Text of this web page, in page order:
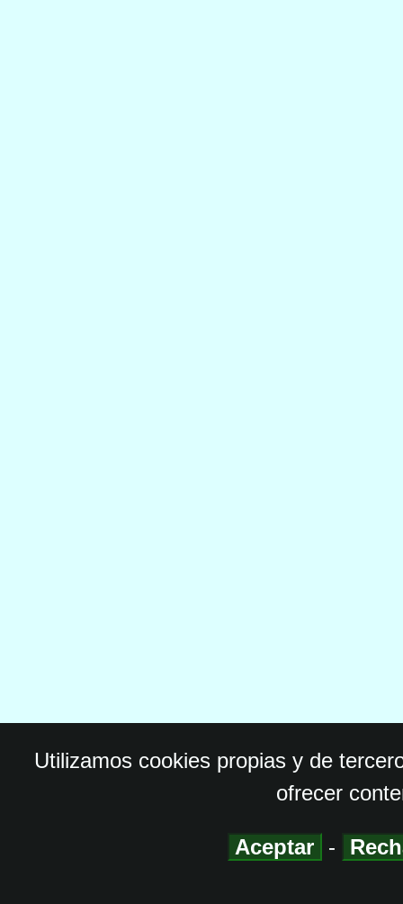
Utilizamos cookies propias y de
ofrecer
Aceptar -